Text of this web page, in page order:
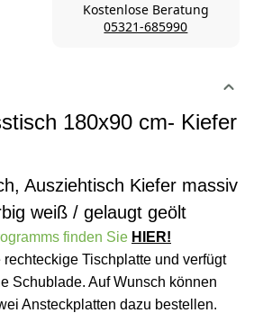
Kostenlose Beratung
05321-685990
180x90 cm- Kiefer
Ausziehtisch Kiefer massiv
weiß / gelaugt geölt
finden Sie HIER!
Tischplatte und verfügt
Schublade. Auf Wunsch können
Ansteckplatten dazu bestellen.